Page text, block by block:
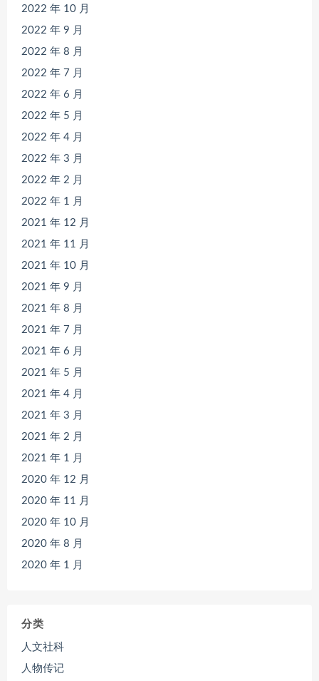
2022 年 10 月
2022 年 9 月
2022 年 8 月
2022 年 7 月
2022 年 6 月
2022 年 5 月
2022 年 4 月
2022 年 3 月
2022 年 2 月
2022 年 1 月
2021 年 12 月
2021 年 11 月
2021 年 10 月
2021 年 9 月
2021 年 8 月
2021 年 7 月
2021 年 6 月
2021 年 5 月
2021 年 4 月
2021 年 3 月
2021 年 2 月
2021 年 1 月
2020 年 12 月
2020 年 11 月
2020 年 10 月
2020 年 8 月
2020 年 1 月
分类
人文社科
人物传记